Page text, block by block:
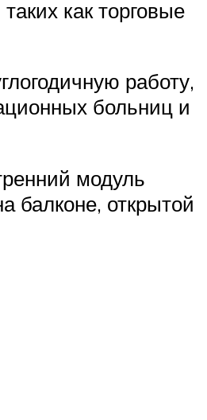
как торговые
работу,
больниц и
модуль
балконе, открытой